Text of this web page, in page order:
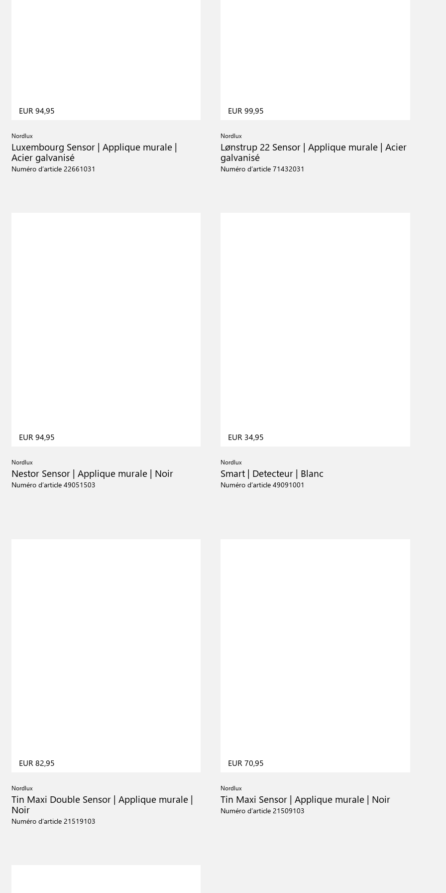
EUR 94,95
Nordlux
Luxembourg Sensor | Applique murale |
Acier galvanisé
Numéro d’article 22661031
EUR 99,95
Nordlux
Lønstrup 22 Sensor | Applique murale | Acier
galvanisé
Numéro d’article 71432031
EUR 94,95
Nordlux
Nestor Sensor | Applique murale | Noir
Numéro d’article 49051503
EUR 34,95
Nordlux
Smart | Detecteur | Blanc
Numéro d’article 49091001
EUR 82,95
Nordlux
Tin Maxi Double Sensor | Applique murale |
Noir
Numéro d’article 21519103
EUR 70,95
Nordlux
Tin Maxi Sensor | Applique murale | Noir
Numéro d’article 21509103